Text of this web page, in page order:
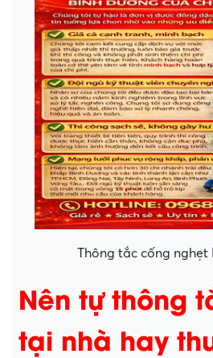
Thông tắc cống nghẹt
Nên tự thông
tại nhà hay